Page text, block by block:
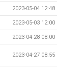
2023-05-04 12:48
2023-05-03 12:00
2023-04-28 08:00
2023-04-27 08:55